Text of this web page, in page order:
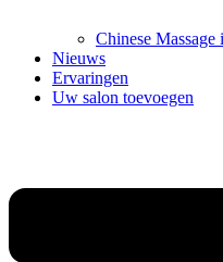
Chinese Massage
Nieuws
Ervaringen
Uw salon toevoegen